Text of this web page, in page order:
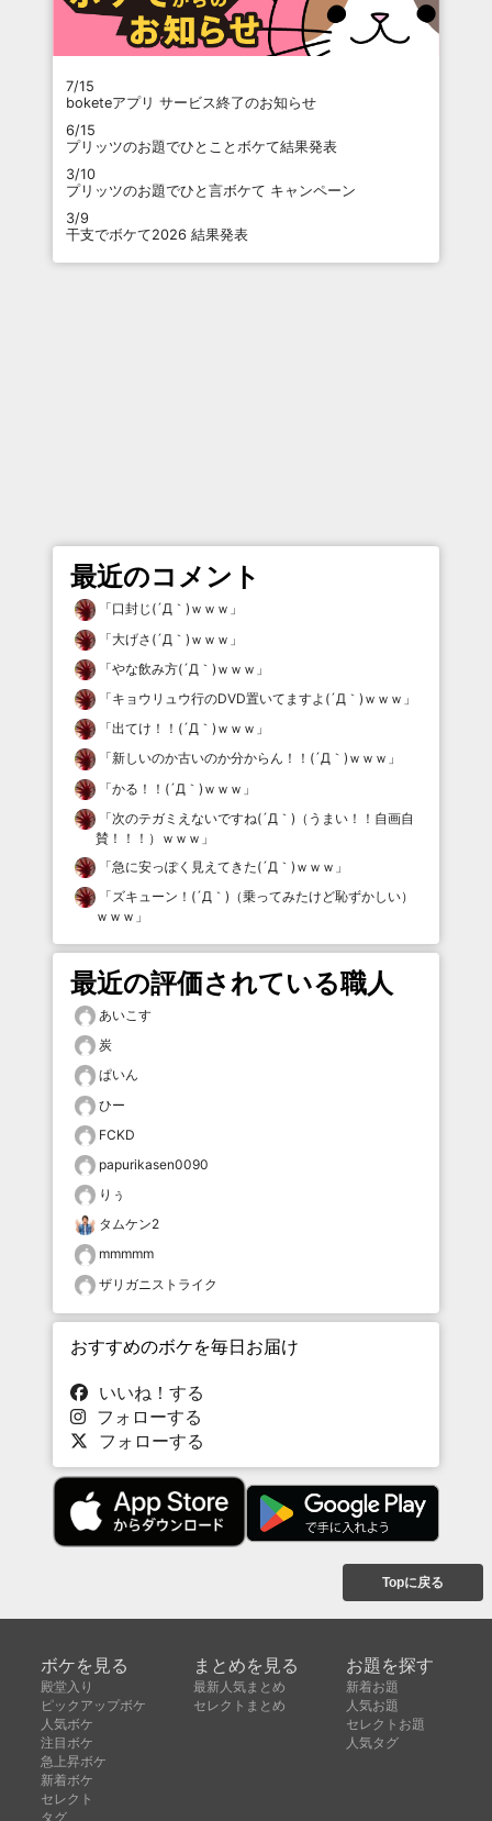
7/15
boketeアプリ サービス終了のお知らせ
6/15
プリッツのお題でひとことボケて結果発表
3/10
プリッツのお題でひと言ボケて キャンペーン
3/9
干支でボケて2026 結果発表
最近のコメント
「口封じ(´Д｀)ｗｗｗ 」
「大げさ(´Д｀)ｗｗｗ 」
「やな飲み方(´Д｀)ｗｗｗ 」
「キョウリュウ行のDVD置いてますよ(´Д｀)ｗｗｗ 」
「出てけ！！(´Д｀)ｗｗｗ 」
「新しいのか古いのか分からん！！(´Д｀)ｗｗｗ 」
「かる！！(´Д｀)ｗｗｗ 」
「次のテガミえないですね(´Д｀)（うまい！！自画自
賛！！！）ｗｗｗ 」
「急に安っぽく見えてきた(´Д｀)ｗｗｗ 」
「 ズキューン！(´Д｀)（乗ってみたけど恥ずかしい）
ｗｗｗ 」
最近の評価されている職人
あいこす
炭
ぱいん
ひー
FCKD
papurikasen0090
りぅ
タムケン2
mmmmm
ザリガニストライク
おすすめのボケを毎日お届け
いいね！する
フォローする
フォローする
Topに戻る
ボケを見る
殿堂入り
ピックアップボケ
人気ボケ
注目ボケ
急上昇ボケ
新着ボケ
セレクト
タグ
まとめを見る
最新人気まとめ
セレクトまとめ
お題を探す
新着お題
人気お題
セレクトお題
人気タグ